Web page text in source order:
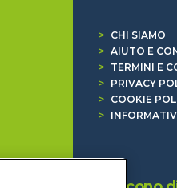
>
CHI SIAMO
> AIUTO E
>
TERMINI E
>
PRIVACY
>
COOKIE
>